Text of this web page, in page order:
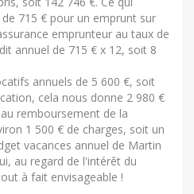
715 € pour un emprunt sur
emprunteur au taux de
annuel de 715 € x 12, soit 8
annuels de 5 600 €, soit
cela nous donne 2 980 €
remboursement de la
1 500 € de charges, soit un
vacances annuel de Martin
au regard de l'intérêt du
à fait envisageable !